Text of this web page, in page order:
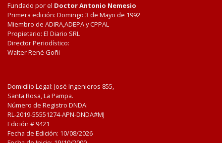
Fundado por el Doctor Antonio Nemesio
Primera edición: Domingo 3 de Mayo de 1992
Miembro de ADIRA,ADEPA y CPPAL
Propietario: El Diario SRL
Director Periodístico:
Walter René Goñi
Domicilio Legal: José Ingenieros 855,
Santa Rosa, La Pampa.
Número de Registro DNDA:
RL-2019-55551274-APN-DNDA#MJ
Edición # 9421
Fecha de Edición: 10/08/2026